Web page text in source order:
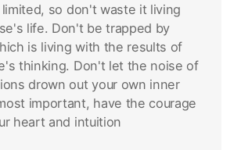
so don't waste it living
life. Don't be trapped by
is living with the results of
thinking. Don't let the noise of
drown out your own inner
important, have the courage
heart and intuition